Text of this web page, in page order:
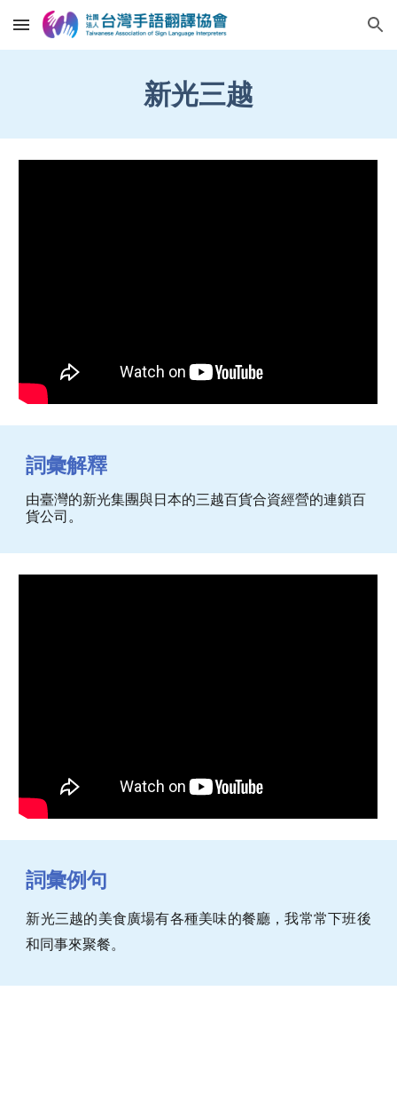
Skip to main content Skip to navigation
新光三越
詞彙解釋
由臺灣的新光集團與日本的三越百貨合資經營的連鎖百
貨公司 。
詞彙例句
新光三越的美食廣場有各種美味的餐廳，我常常下班後
和同事來聚餐。